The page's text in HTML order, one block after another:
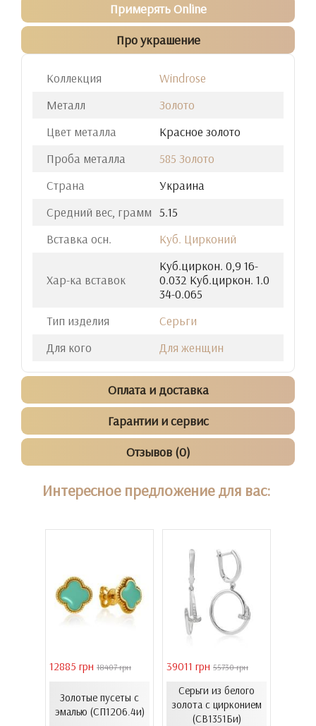
Примерять Online
Про украшение
Коллекция
Windrose
Металл
Золото
Цвет металла
Красное золото
Проба металла
585 Золото
Страна
Украина
Средний вес, грамм 5.15
Вставка осн.
Куб. Цирконий
Хар-ка вставок
Куб.циркон. 0,9 16-
0.032 Куб.циркон. 1.0
34-0.065
Тип изделия
Серьги
Для кого
Для женщин
Оплата и доставка
Гарантии и сервис
Отзывов (0)
Интересное предложение для вас:
12885 грн 18407 грн
Золотые пусеты с
эмалью (СП1206.4и)
39011 грн 55730 грн
Серьги из белого
золота с цирконием
(СВ1351Би)